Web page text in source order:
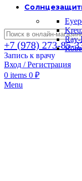
+7 (978) 273-85-
Запись к врачу
Вход / Регистрация
0 items 0 ₽
Menu
Ray-